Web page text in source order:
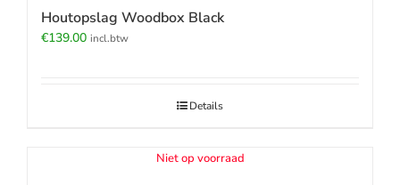
Houtopslag Woodbox Black
€139.00 incl.btw
Details
Niet op voorraad